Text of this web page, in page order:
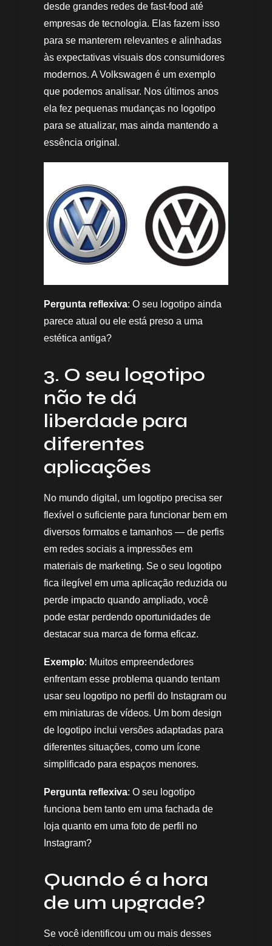
desde grandes redes de fast-food até
empresas de tecnologia. Elas fazem isso
para se manterem relevantes e alinhadas
às expectativas visuais dos consumidores
modernos. A Volkswagen é um exemplo
que podemos analisar. Nos últimos anos
ela fez pequenas mudanças no logotipo
para se atualizar, mas ainda mantendo a
essência original.
Pergunta reflexiva: O seu logotipo ainda
parece atual ou ele está preso a uma
estética antiga?
3. O seu logotipo
não te dá
liberdade para
diferentes
aplicações
No mundo digital, um logotipo precisa ser
flexível o suficiente para funcionar bem em
diversos formatos e tamanhos — de perfis
em redes sociais a impressões em
materiais de marketing. Se o seu logotipo
fica ilegível em uma aplicação reduzida ou
perde impacto quando ampliado, você
pode estar perdendo oportunidades de
destacar sua marca de forma eficaz.
Exemplo: Muitos empreendedores
enfrentam esse problema quando tentam
usar seu logotipo no perfil do Instagram ou
em miniaturas de vídeos. Um bom design
de logotipo inclui versões adaptadas para
diferentes situações, como um ícone
simplificado para espaços menores.
Pergunta reflexiva: O seu logotipo
funciona bem tanto em uma fachada de
loja quanto em uma foto de perfil no
Instagram?
Quando é a hora
de um upgrade?
Se você identificou um ou mais desses